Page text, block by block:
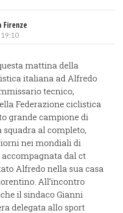
Firenze
mattina della
italiana ad Alfredo
tecnico,
Federazione ciclistica
grande campione di
squadra al completo,
nei mondiali di
dal ct
Alfredo nella sua casa
All’incontro
il sindaco Gianni
delegata allo sport